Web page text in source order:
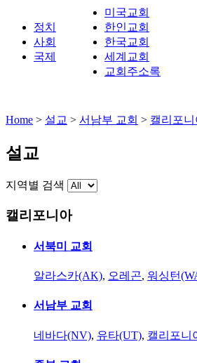
정치
사회
국제
미국교회
한인교회
한국교회
세계교회
교회주소록
Home > 설교 > 서남부 교회 > 캘리포니
설교
지역별 검색
캘리포니아
서북미 교회
알라스카(AK), 오레곤, 워싱턴
서남부 교회
네바다(NV), 유타(UT), 캘리포니